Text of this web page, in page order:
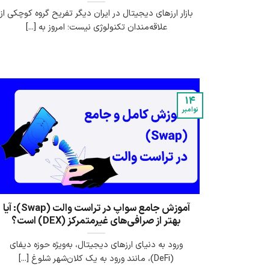
بازار ارزهای دیجیتال در ایران دیگر تفریح گروه کوچکی از
علاقه‌مندان تکنولوژی نیست؛ امروز به [...]
آموزش جامع سواپ در تراست والت (Swap): آیا
بهتر از صرافی‌های غیرمتمرکز (DEX) است؟
ورود به دنیای ارزهای دیجیتال، به‌ویژه حوزه دیفای
(DeFi)، مانند ورود به یک کلان‌شهر شلوغ [...]
14
نوامبر